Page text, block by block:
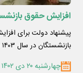
افزایش حقوق
پیشنهاد دولت برای
بازنشستگان در سال ۱۴۰۳ در کمیسیون تلفیق به تصویب رسید که…
چهارشنبه ۲۰ دی ۱۴۰۲